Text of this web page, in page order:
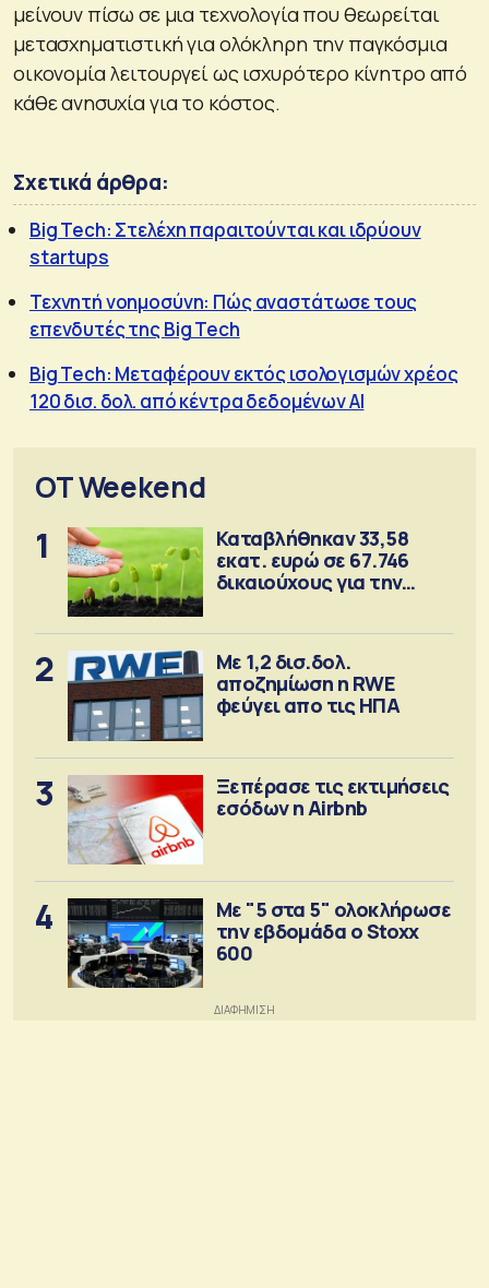
μείνουν πίσω σε μια τεχνολογία που θεωρείται
μετασχηματιστική για ολόκληρη την παγκόσμια
οικονομία λειτουργεί ως ισχυρότερο κίνητρο από
κάθε ανησυχία για το κόστος.
Σχετικά άρθρα:
Big Tech: Στελέχη παραιτούνται και ιδρύουν
startups
Τεχνητή νοημοσύνη: Πώς αναστάτωσε τους
επενδυτές της Big Tech
Big Tech: Μεταφέρουν εκτός ισολογισμών χρέος
120 δισ. δολ. από κέντρα δεδομένων ΑΙ
OT Weekend
1
Καταβλήθηκαν 33,58
εκατ. ευρώ σε 67.746
δικαιούχους για την
2
Με 1,2 δισ.δολ.
αποζημίωση η RWE
φεύγει απο τις ΗΠΑ
3
Ξεπέρασε τις εκτιμήσεις
εσόδων η Airbnb
4
Με "5 στα 5" ολοκλήρωσε
την εβδομάδα ο Stoxx
600